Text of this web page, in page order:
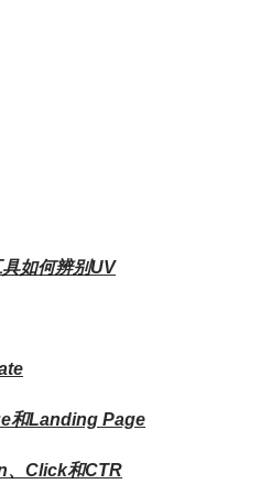
如何辨别UV
和Landing Page
Click和CTR